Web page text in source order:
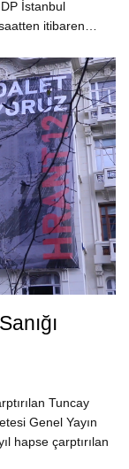
İstanbul
itibaren…
Tuncay
Genel Yayın
hapse çarptırılan